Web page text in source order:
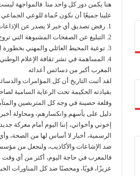
هنا يكمن دور كل واحد منا. فالمواجهة
علينا جميعًا أن نكون حُماة للوعي
1. رفض تصديق أي خبر لا يصدر عن الإذاعات والقنوات المغربية الرسمية.
2. التبليغ عن الصفحات المشبوهة التي تروج للإشاعات.
3. توعية المحيط العائلي والمهني بخطورة الأخبار الزائفة.
4. المساهمة في نشر ثقافة الإعلام الوطني المسؤول.
المغرب أكبر من دسائس أعدائه
لقد أثبت التاريخ أن كل المؤامرات
بقيادته الحكيمة تحت الرعاية السامية
وقلعة حصينة في وجه كل المتربصين
دليل على يأسهم وانكسارهم، ومحاولة
إخوتي وأخواتي، إننا اليوم أمام معركة
الرسمية، أخبار لا أساس لها من الصحة،
ضد الإشاعات والأكاذيب، ولنجعل من
فالمغرب في حاجة اليوم، أكثر من أي وقت
عزيزًا، قويًا، ومحصنًا ضد كل المناورات